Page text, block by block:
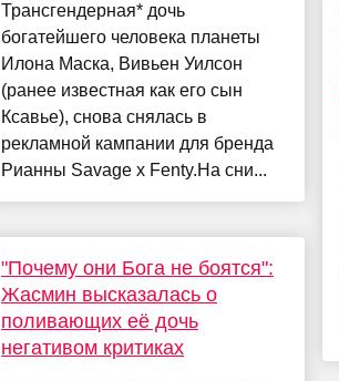
Трансгендерная* дочь
богатейшего человека планеты
Илона Маска, Вивьен Уилсон
(ранее известная как его сын
Ксавье), снова снялась в
рекламной кампании для бренда
Рианны Savage x Fenty.На сни...
"Почему они Бога не боятся":
Жасмин высказалась о
поливающих её дочь
негативом критиках